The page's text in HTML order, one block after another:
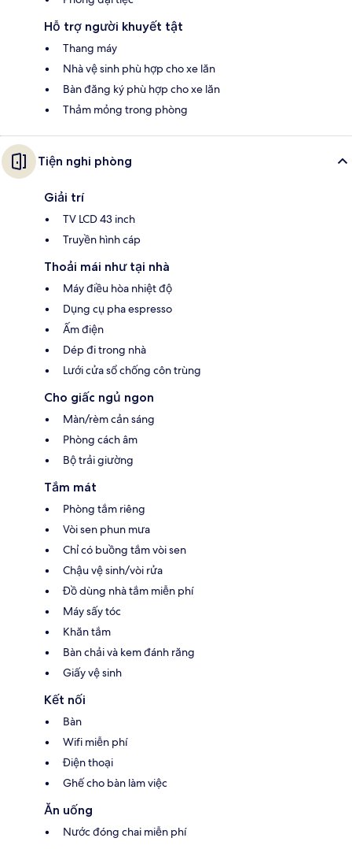
Hỗ trợ người khuyết tật
Thang máy
Nhà vệ sinh phù hợp cho xe lăn
Bàn đăng ký phù hợp cho xe lăn
Thảm mỏng trong phòng
Tiện nghi phòng
Giải trí
TV LCD 43 inch
Truyền hình cáp
Thoải mái như tại nhà
Máy điều hòa nhiệt độ
Dụng cụ pha espresso
Ấm điện
Dép đi trong nhà
Lưới cửa sổ chống côn trùng
Cho giấc ngủ ngon
Màn/rèm cản sáng
Phòng cách âm
Bộ trải giường
Tắm mát
Phòng tắm riêng
Vòi sen phun mưa
Chỉ có buồng tắm vòi sen
Chậu vệ sinh/vòi rửa
Đồ dùng nhà tắm miễn phí
Máy sấy tóc
Khăn tắm
Bàn chải và kem đánh răng
Giấy vệ sinh
Kết nối
Bàn
Wifi miễn phí
Điện thoại
Ghế cho bàn làm việc
Ăn uống
Nước đóng chai miễn phí